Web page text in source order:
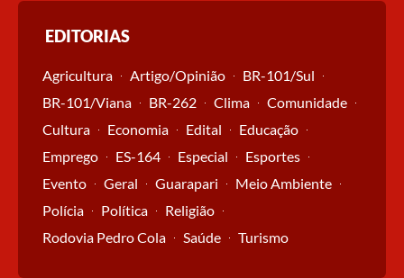
EDITORIAS
Agricultura Artigo/Opinião
BR-101/Sul
BR-101/Viana
BR-262 Clima
Comunidade
Cultura
Economia Edital
Educação
Emprego
ES-164 Especial
Esportes
Evento
Geral Guarapari
Meio Ambiente
Polícia
Política
Religião
Rodovia Pedro Cola
Saúde Turismo